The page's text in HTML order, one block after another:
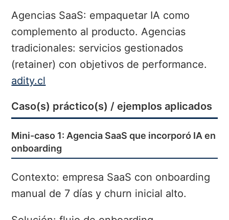
Agencias SaaS: empaquetar IA como
complemento al producto. Agencias
tradicionales: servicios gestionados
(retainer) con objetivos de performance.
adity.cl
Caso(s) práctico(s) / ejemplos aplicados
Mini-caso 1: Agencia SaaS que incorporó IA en
onboarding
Contexto: empresa SaaS con onboarding
manual de 7 días y churn inicial alto.